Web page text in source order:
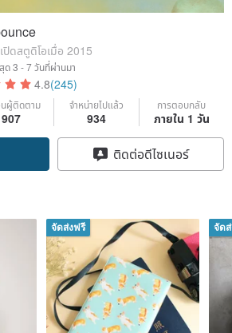
ปิดสตูดิโอเมื่อ 2015
ด3 - 7 วันที่ผ่านมา
4.8(245)
นผู้ติดตาม
907
จำหน่ายไปแล้ว
934
การตอบกลับ
ภายใน 1 วัน
ติดต่อดีไซเนอร์
จัดส่งฟรี จัด